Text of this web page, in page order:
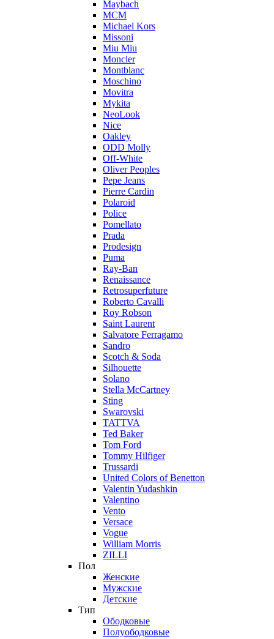
Maybach
MCM
Michael Kors
Missoni
Miu Miu
Moncler
Montblanc
Moschino
Movitra
Mykita
NeoLook
Nice
Oakley
ODD Molly
Off-White
Oliver Peoples
Pepe Jeans
Pierre Cardin
Polaroid
Police
Pomellato
Prada
Prodesign
Puma
Ray-Ban
Renaissance
Retrosuperfuture
Roberto Cavalli
Roy Robson
Saint Laurent
Salvatore Ferragamo
Sandro
Scotch & Soda
Silhouette
Solano
Stella McCartney
Sting
Swarovski
TATTVA
Ted Baker
Tom Ford
Tommy Hilfiger
Trussardi
United Colors of Benetton
Valentin Yudashkin
Valentino
Vento
Versace
Vogue
William Morris
ZILLI
Пол
Женские
Мужские
Детские
Тип
Ободковые
Полуободковые